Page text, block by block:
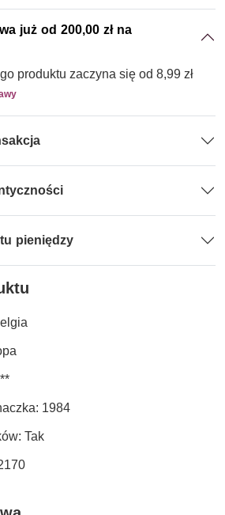
już od 200,00 zł na
produktu zaczyna się od 8,99 zł
pieniędzy
1984
Tak